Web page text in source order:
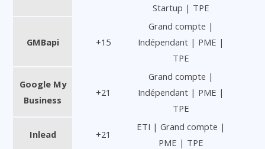
Startup | TPE
GMBapi +15
Grand compte |
Indépendant | PME |
TPE
Google My
Business
+21
Grand compte |
Indépendant | PME |
TPE
Inlead +21
ETI | Grand compte |
PME | TPE